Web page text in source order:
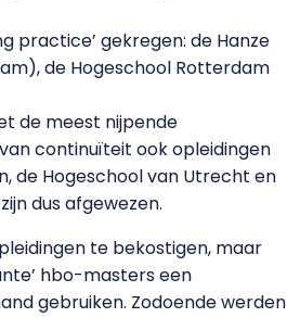
practice’ gekregen: de Hanze
de Hogeschool Rotterdam
de meest nijpende
continuïteit ook opleidingen
de Hogeschool van Utrecht en
dus afgewezen.
te bekostigen, maar
hbo-masters een
gebruiken. Zodoende werden